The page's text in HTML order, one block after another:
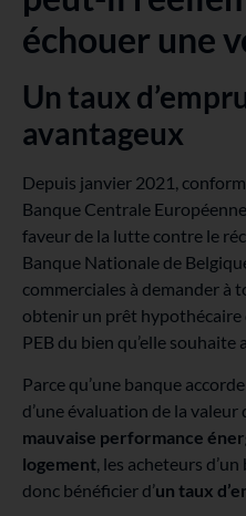
échouer une
Un taux
avantageux
Depuis janvier 2021,
Banque Centrale
faveur de la lutte contre le
Banque Nationale de
commerciales à demander à
obtenir un prêt
PEB du bien qu’elle souhaite
Parce qu’une banque
d’une évaluation de la valeur
mauvaise performance
logement, les acheteurs
donc bénéficier d’un taux